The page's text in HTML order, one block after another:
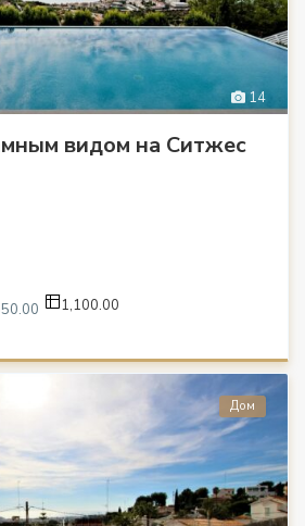
14
видом на Ситжес
1,100.00
Дом